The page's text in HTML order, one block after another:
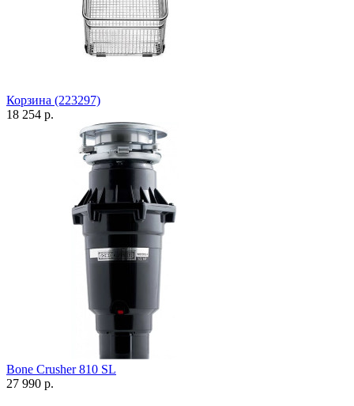
Корзина (223297)
18 254 р.
Bone Crusher 810 SL
27 990 р.